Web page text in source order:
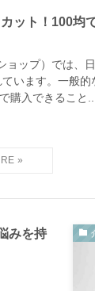
ット！100均
ョップ）では、
います。一般
購入できること...
みを持